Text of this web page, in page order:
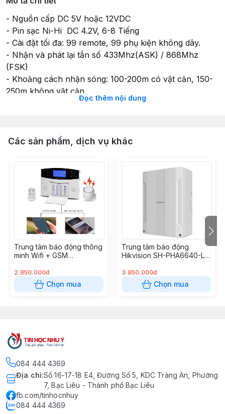
- Nguồn cấp DC 5V hoặc 12VDC
- Pin sạc Ni-Hi DC 4.2V, 6-8 Tiếng
- Cài đặt tối đa: 99 remote, 99 phụ kiện không dây.
- Nhận và phát lại tần số 433Mhz(ASK) / 868Mhz
(FSK)
- Khoảng cách nhận sóng: 100-200m có vật cản, 150-
250m không vật cản.
- Khoảng cách phát sóng 200-300m có vật cản, 300-
- Nhiệt độ làm việc -20-55°C
Đọc thêm nội dung
Các sản phẩm, dịch vụ khác
Trung tâm báo động thông
minh Wifi + GSM
2.850.000đ
Chọn mua
Trung tâm báo động
Hikvision SH-PHA6640-LP
3.850.000đ
Chọn mua
084 444 4369
Địa chỉ:Số 16-17-18 E4, Đường Số 5, KDC Tràng An, Phường
7, Bạc Liêu - Thành phố Bạc Liêu
fb.com/tinhocnhuy
084 444 4369